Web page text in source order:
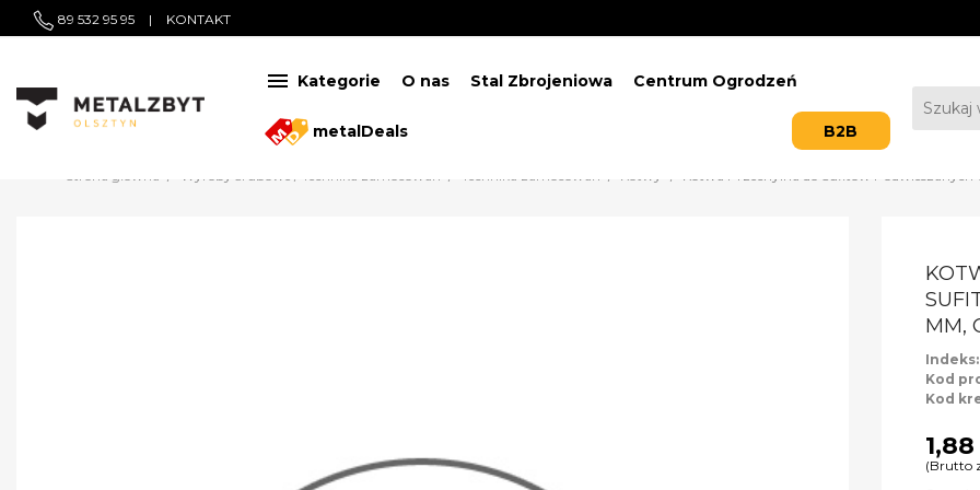
89 532 95 95 | KONTAKT
 Kategorie O nas Stal Zbrojeniowa Centrum Ogrodzeń
metalDeals B2B
MM,
Indeks:
Kod
Kod
1,88
(Brutto